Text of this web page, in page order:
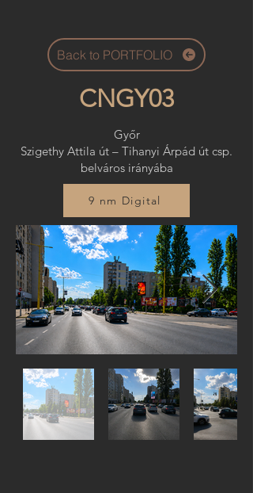
Back to PORTFOLIO
CNGY03
Győr
Szigethy Attila út – Tihanyi Árpád út csp.
belváros irányába
9 nm Digital